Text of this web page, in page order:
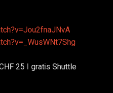
25 I gratis Shuttle